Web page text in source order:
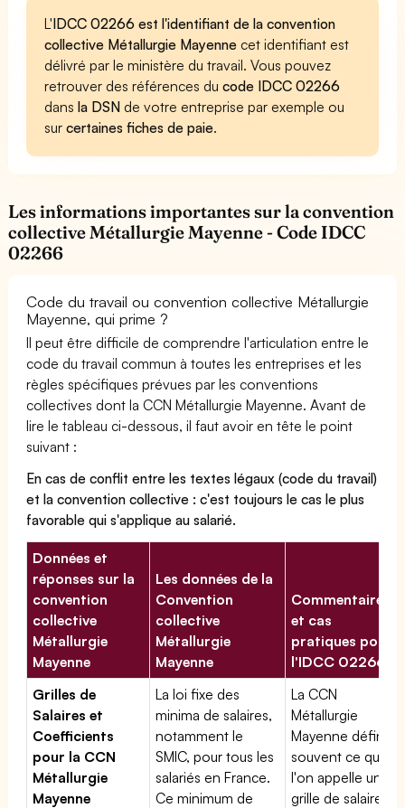
L'IDCC 02266 est l'identifiant de la convention
collective Métallurgie Mayenne cet identifiant est
délivré par le ministère du travail. Vous pouvez
retrouver des références ducode IDCC 02266
dansla DSN de votre entreprise par exemple ou
surcertaines fiches de paie.
Les informations importantes sur la convention
collective Métallurgie Mayenne - Code IDCC
02266
Code du travail ou convention collective Métallurgie
Mayenne, qui prime ?
Il peut être difficile de comprendre l'articulation entre le
code du travail commun à toutes les entreprises et les
règles spécifiques prévues par les conventions
collectives dont la CCN Métallurgie Mayenne. Avant de
lire le tableau ci-dessous, il faut avoir en tête le point
suivant :
En cas de conflit entre les textes légaux (code du travail)
et la convention collective : c'est toujours le cas le plus
favorable qui s'applique au salarié.
Données et
réponses sur la
convention
collective
Métallurgie
Mayenne
Les données de la
Convention
collective
Métallurgie
Mayenne
Commentaires
et cas
pratiques pour
l'IDCC 02266
Grilles de
Salaires et
Coefficients
pour la CCN
Métallurgie
Mayenne
La loi fixe des
minima de salaires,
notamment le
SMIC, pour tous les
salariés en France.
Ce minimum de
La CCN
Métallurgie
Mayenne définit
souvent ce que
l'on appelle une
grille de salaires.